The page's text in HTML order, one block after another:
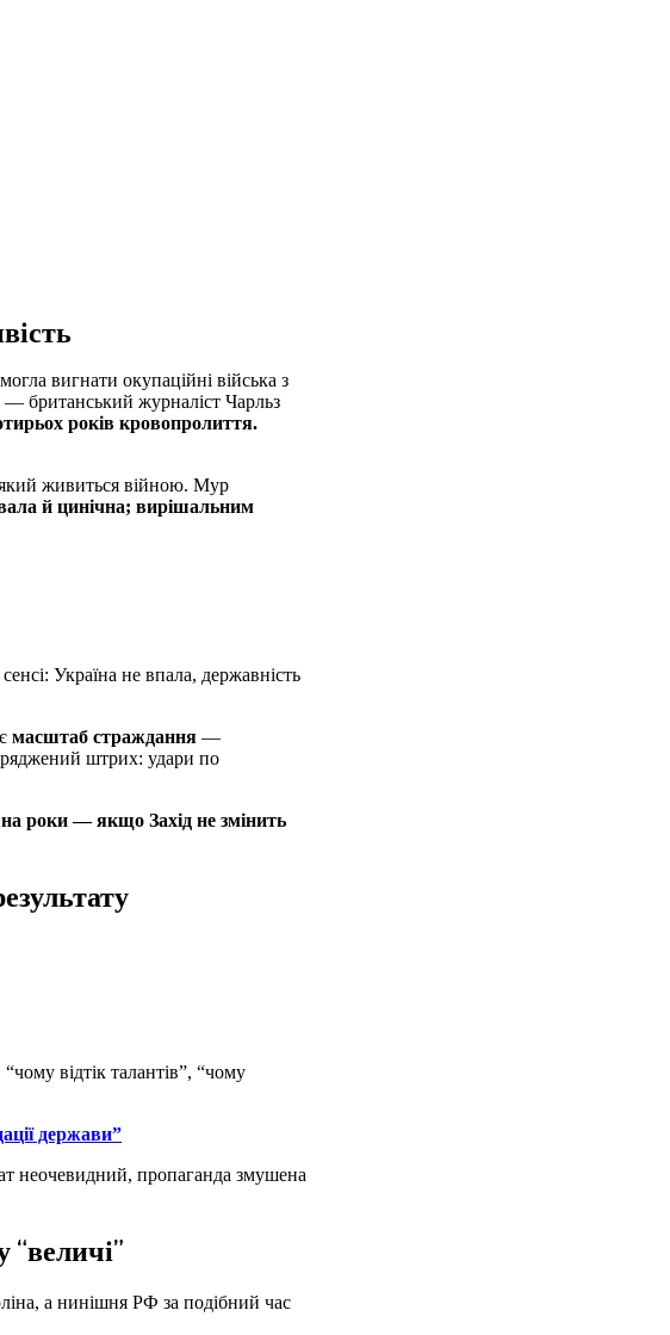
вигнати окупаційні війська з
— британський журналіст Чарльз
років кровопролиття.
живиться війною. Мур
й цинічна; вирішальним
Україна не впала, державність
масштаб страждання —
штрих: удари по
роки — якщо Захід не змінить
відтік талантів”, “чому
держави”
неочевидний, пропаганда змушена
а нинішня РФ за подібний час